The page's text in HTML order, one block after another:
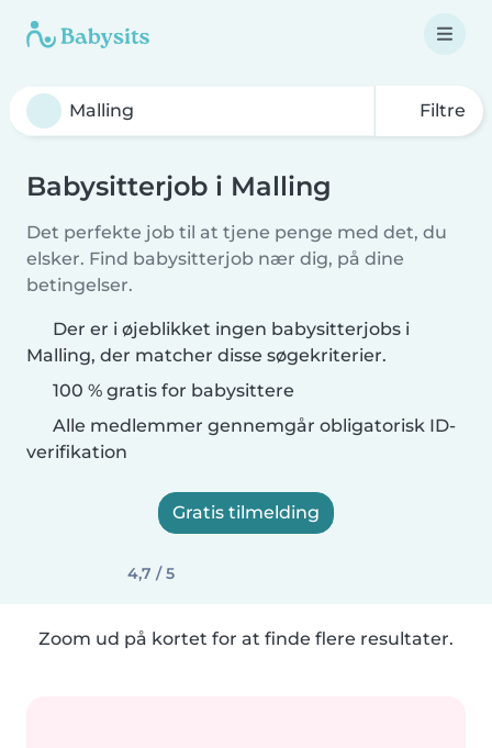
Filtre
Babysitterjob i Malling
Det perfekte job til at tjene penge med det, du
elsker. Find babysitterjob nær dig, på dine
betingelser.
Der er i øjeblikket ingen babysitterjobs i
Malling, der matcher disse søgekriterier.
100 % gratis for babysittere
Alle medlemmer gennemgår obligatorisk ID-
verifikation
Gratis tilmelding
4,7 / 5
Zoom ud på kortet for at finde flere resultater.